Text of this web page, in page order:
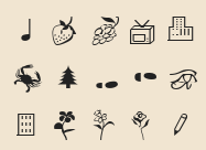
A B C D E
K L M N O
W
X Y Z a